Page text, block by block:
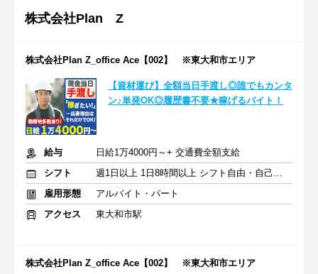
株式会社Plan Z
株式会社Plan Z_office Ace【002】 ※東大和市エリア
【資材運び】全額当日手渡し◎誰でもカンタ
ン♪単発OK◎履歴書不要★稼げるバイト！
給与
日給1万4000円～+ 交通費全額支給
シフト
週1日以上 1日8時間以上 シフト自由・自己申告
雇用形態
アルバイト・パート
アクセス
東大和市駅
株式会社Plan Z_office Ace【002】 ※東大和市エリア